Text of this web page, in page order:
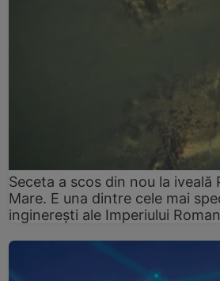
Seceta a scos din nou la
Mare. E una dintre cele mai
inginerești ale Imperiului Roman